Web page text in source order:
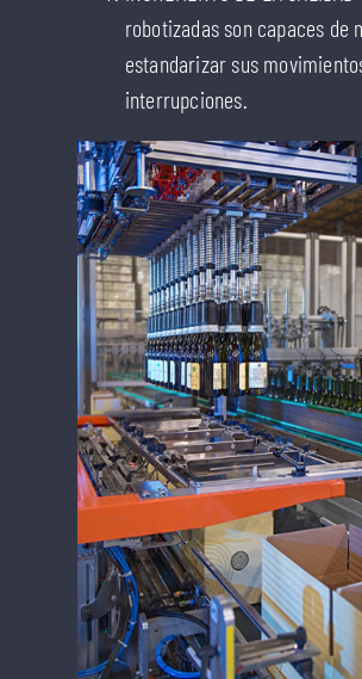
robotizadas son capaces de
estandarizar sus
interrupciones.